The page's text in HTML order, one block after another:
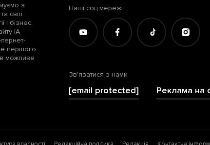
з
світі.
і бізнес.
ІА
першого
можливе
Наші соц мережі
Зв'язатися з нами
[email protected] Реклама на